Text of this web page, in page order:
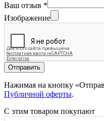
Ваш отзыв *
Изображение
Отправить
Нажимая на кнопку
Публичной оферты.
С этим товаром покупают